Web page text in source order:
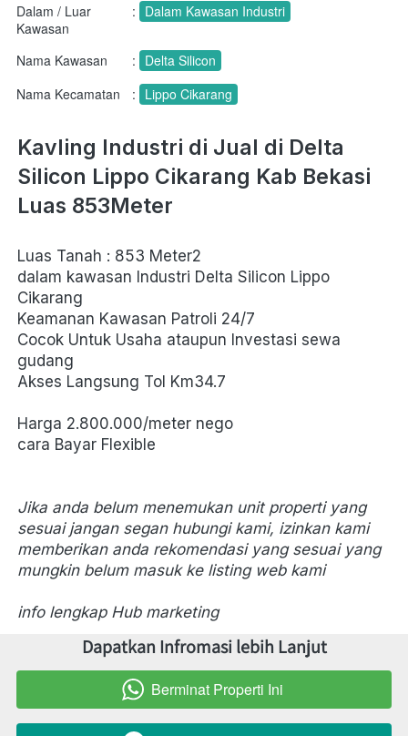
Dalam / Luar
Kawasan
: Dalam Kawasan Industri
Nama Kawasan : Delta Silicon
Nama Kecamatan
: Lippo Cikarang
Kavling Industri di Jual di Delta
Silicon Lippo Cikarang Kab Bekasi
Luas 853Meter
Luas Tanah : 853 Meter2
dalam kawasan Industri Delta Silicon Lippo
Cikarang
Keamanan Kawasan Patroli 24/7
Cocok Untuk Usaha ataupun Investasi sewa
gudang
Akses Langsung Tol Km34.7
Harga 2.800.000/meter nego
cara Bayar Flexible
Jika anda belum menemukan unit properti yang
sesuai jangan segan hubungi kami, izinkan kami
memberikan anda rekomendasi yang sesuai yang
mungkin belum masuk ke listing web kami
info lengkap Hub marketing
Dapatkan Infromasi lebih Lanjut
` Berminat Properti Ini